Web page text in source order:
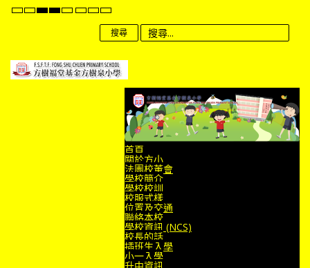
Default
NightHighHighHigh
Contrast
Set
Smaller
Set
Default
Set
Larger
Font
搜尋
首頁
關於方小
法團校董會
學校簡介
學校校訓
校服式樣
位置及交通
聯絡本校
學校資訊 (NCS)
校長的話
插班生入學
小一入學